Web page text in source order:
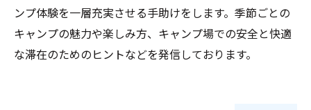
ンプ体験を一層充実させる手助けをします。季節ごとの
キャンプの魅力や楽しみ方、キャンプ場での安全と快適
な滞在のためのヒントなどを発信しております。